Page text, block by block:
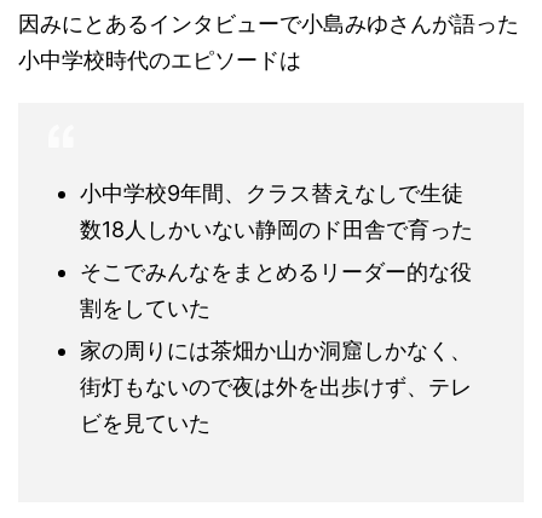
因みにとあるインタビューで小島みゆさんが語った
小中学校時代のエピソードは
小中学校9年間、クラス替えなしで生徒
数18人しかいない静岡のド田舎で育った
そこでみんなをまとめるリーダー的な役
割をしていた
家の周りには茶畑か山か洞窟しかなく、
街灯もないので夜は外を出歩けず、テレ
ビを見ていた